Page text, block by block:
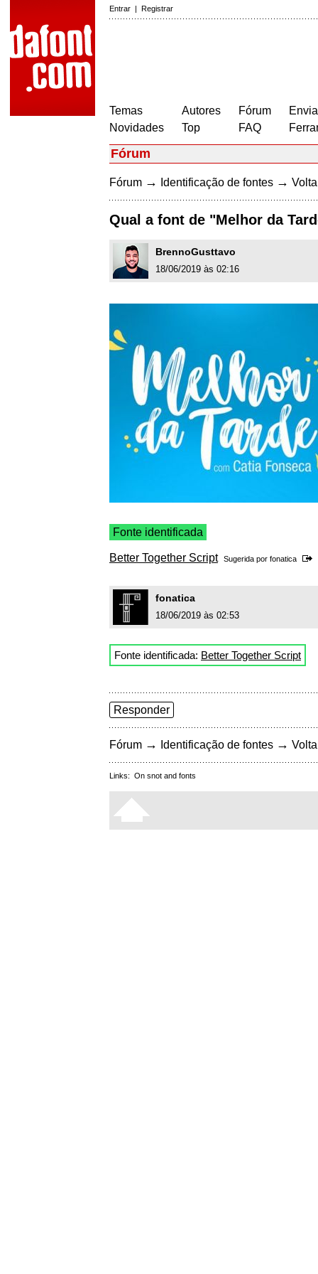
Entrar | Registrar
Temas
Novidades
Autores
Top
Fórum
FAQ
Fórum
Fórum → Identificação de fontes →
Qual a font de "Melhor da
BrennoGusttavo
18/06/2019 às 02:16
Fonte identificada
Better Together Script Sugerida por fonatica
fonatica
18/06/2019 às 02:53
Fonte identificada: Better Together Script
Responder
Fórum → Identificação de fontes →
Links: On snot and fonts